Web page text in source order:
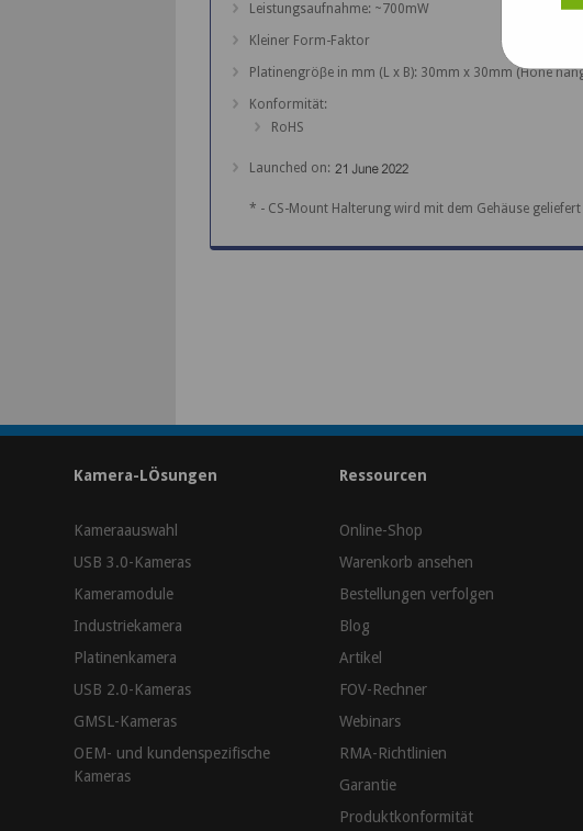
Leistungsaufnahme: ~700mW
Kleiner Form-Faktor
Platinengröβe in mm (L x B): 30mm x 30mm (Höhe
Konformität:
RoHS
Launched on:
* - CS-Mount Halterung wird mit dem Gehäuse geliefert
Kamera-LÖsungen
Kameraauswahl
USB 3.0-Kameras
Kameramodule
Industriekamera
Platinenkamera
USB 2.0-Kameras
GMSL-Kameras
OEM- und kundenspezifische
Kameras
Ressourcen
Online-Shop
Warenkorb ansehen
Bestellungen verfolgen
Blog
Artikel
FOV-Rechner
Webinars
RMA-Richtlinien
Garantie
Produktkonformität